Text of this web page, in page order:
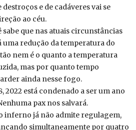
destroços e de cadáveres vai se
ao céu.
que nas atuais circunstâncias
redução da temperatura do
nem é o quanto a temperatura
mas por quanto tempo
ainda nesse fogo.
2022 está condenado a ser um ano
pax nos salvará.
inferno já não admite regulagem,
simultaneamente por quatro